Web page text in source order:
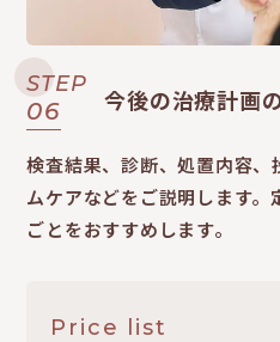
STEP
06 今後の治療計画
検査結果、診断、処置内容、
ムケアなどをご説明します
ごとをおすすめします。
Price list